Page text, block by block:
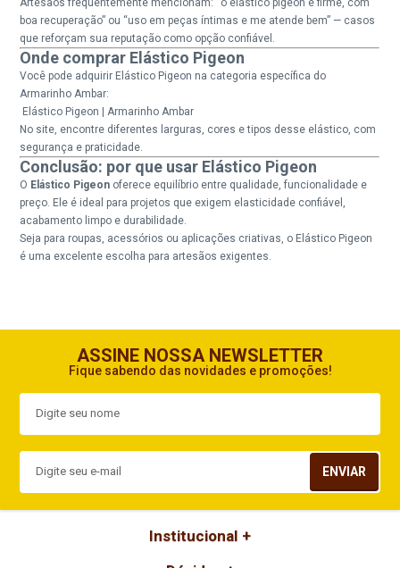
boa recuperação” ou “uso em peças íntimas e me atende bem” — casos
que reforçam sua reputação como opção confiável.
Onde comprar Elástico Pigeon
Você pode adquirir Elástico Pigeon na categoria específica do
Armarinho Ambar:
Elástico Pigeon | Armarinho Ambar
No site, encontre diferentes larguras, cores e tipos desse elástico, com
segurança e praticidade.
Conclusão: por que usar Elástico Pigeon
O Elástico Pigeon oferece equilíbrio entre qualidade, funcionalidade e
preço. Ele é ideal para projetos que exigem elasticidade confiável,
acabamento limpo e durabilidade.
Seja para roupas, acessórios ou aplicações criativas, o Elástico Pigeon
é uma excelente escolha para artesãos exigentes.
ASSINE NOSSA NEWSLETTER
Fique sabendo das novidades e promoções!
ENVIAR
Institucional